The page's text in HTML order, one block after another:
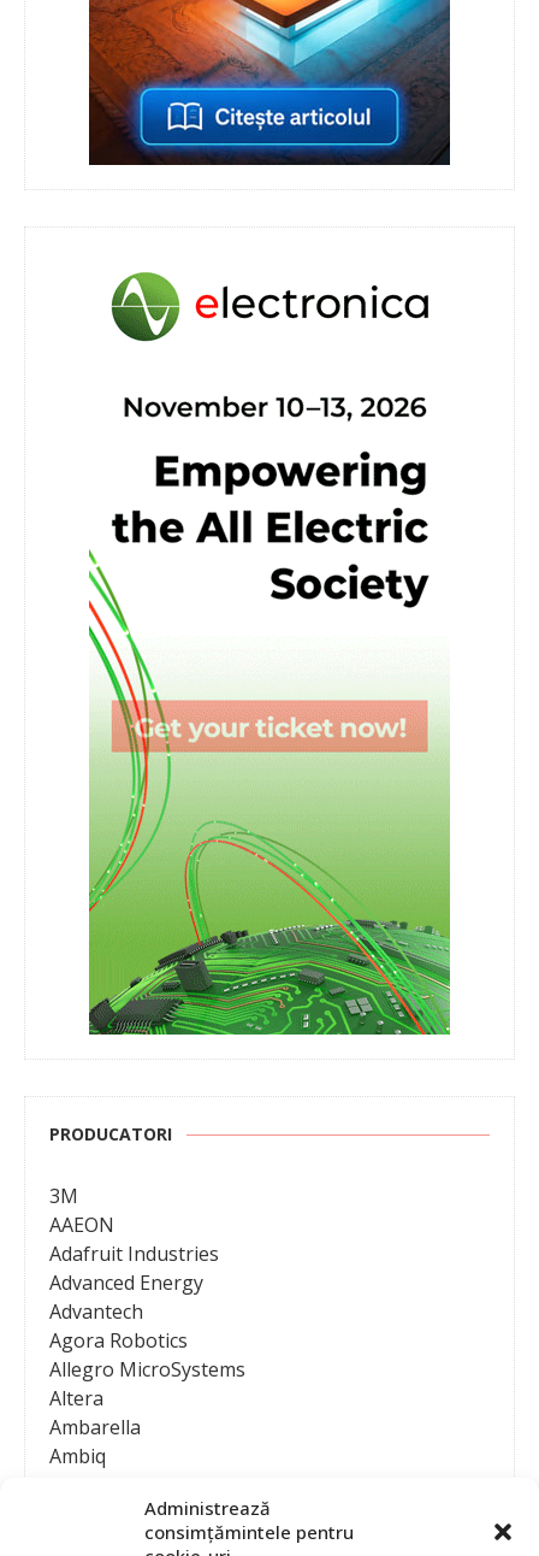
Administrează
consimțămintele pentru
PRODUCATORI
3M
AAEON
Adafruit Industries
Advanced Energy
Advantech
Agora Robotics
Allegro MicroSystems
Altera
Ambarella
Ambiq
Analog Devices